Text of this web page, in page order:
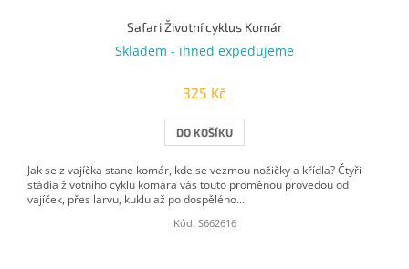
Safari Životní cyklus Komár
Skladem - ihned expedujeme
325 Kč
DO KOŠÍKU
Jak se z vajíčka stane komár, kde se vezmou nožičky a křídla? Čtyři
stádia životního cyklu komára vás touto proměnou provedou od
vajíček, přes larvu, kuklu až po dospělého...
Kód: S662616